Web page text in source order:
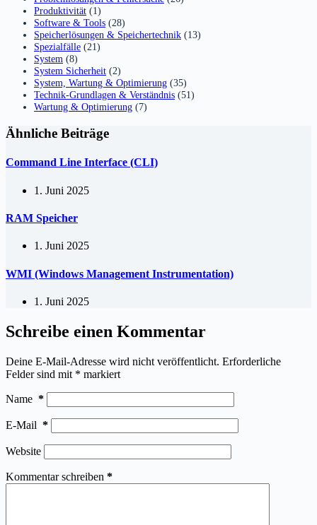
Produktivität (1)
Software & Tools (28)
Speicherlösungen & Speichertechnik (13)
Spezialfälle (21)
System (8)
System Sicherheit (2)
System, Wartung & Optimierung (35)
Technik-Grundlagen & Verständnis (51)
Wartung & Optimierung (7)
Ähnliche Beiträge
Command Line Interface (CLI)
1. Juni 2025
RAM Speicher
1. Juni 2025
WMI (Windows Management Instrumentation)
1. Juni 2025
Schreibe einen Kommentar
Deine E-Mail-Adresse wird nicht veröffentlicht. Erforderliche
Felder sind mit * markiert
Name *
E-Mail *
Website
Kommentar schreiben *